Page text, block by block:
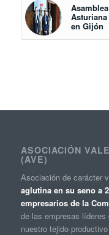
en Gijón
ASOCIACIÓN
(AVE)
Asociación de carácter
aglutina en su seno a
empresarios de la
de las empresas
nuestro tejido productivo